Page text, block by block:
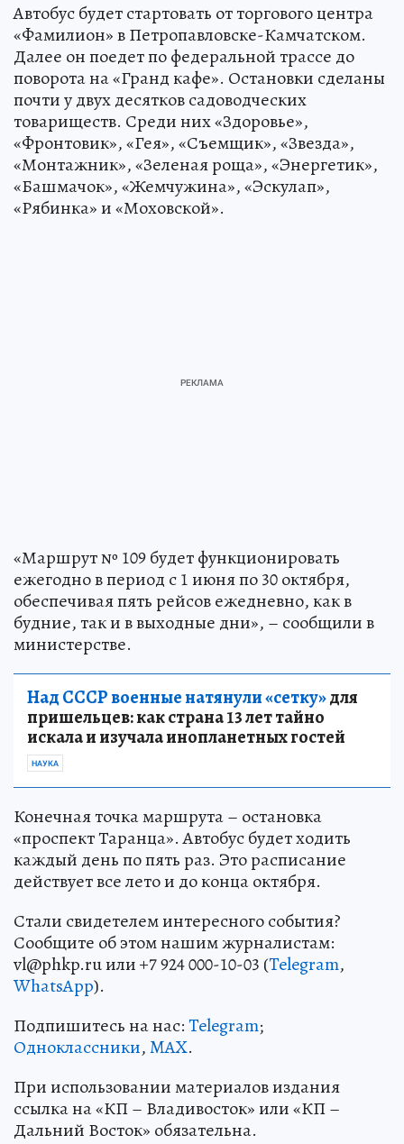
Автобус будет стартовать от торгового центра
«Фамилион» в Петропавловске-Камчатском.
Далее он поедет по федеральной трассе до
поворота на «Гранд кафе». Остановки сделаны
почти у двух десятков садоводческих
товариществ. Среди них «Здоровье»,
«Фронтовик», «Гея», «Съемщик», «Звезда»,
«Монтажник», «Зеленая роща», «Энергетик»,
«Башмачок», «Жемчужина», «Эскулап»,
«Рябинка» и «Моховской».
«Маршрут № 109 будет функционировать
ежегодно в период с 1 июня по 30 октября,
обеспечивая пять рейсов ежедневно, как в
будние, так и в выходные дни», – сообщили в
министерстве.
Над СССР военные натянули «сетку»для
пришельцев: как страна 13 лет тайно
искала и изучала инопланетных гостей
НАУКА
Конечная точка маршрута – остановка
«проспект Таранца». Автобус будет ходить
каждый день по пять раз. Это расписание
действует все лето и до конца октября.
Стали свидетелем интересного события?
Сообщите об этом нашим журналистам:
vl@phkp.ru или +7 924 000-10-03 (Telegram,
WhatsApp).
Подпишитесь на нас:Telegram;
Одноклассники,MAX.
При использовании материалов издания
ссылка на «КП – Владивосток» или «КП –
Дальний Восток» обязательна.